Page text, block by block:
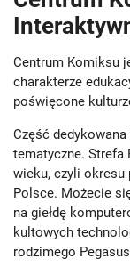
Centrum Komiksu
charakterze
poświęcone
Część
tematyczne. Strefa
wieku, czyli okresu
Polsce. Możecie
na giełdę
kultowych
rodzimego